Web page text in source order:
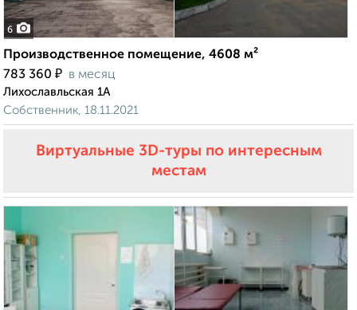
6
Производственное помещение, 4608 м²
783 360 ₽ в месяц
Лихославльская 1А
Собственник, 18.11.2021
Виртуальные 3D-туры по интересным
местам